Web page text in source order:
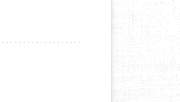
HOSTILE : COMMENT FAIRE FACE